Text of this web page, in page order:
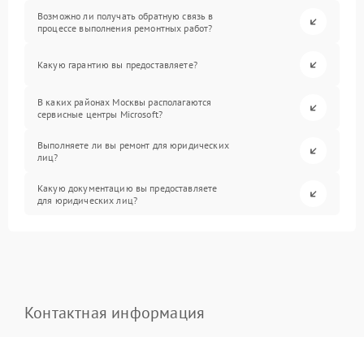
Возможно ли получать обратную связь в
процессе выполнения ремонтных работ?
Какую гарантию вы предоставляете?
В каких районах Москвы располагаются
сервисные центры Microsoft?
Выполняете ли вы ремонт для юридических
лиц?
Какую документацию вы предоставляете
для юридических лиц?
Контактная информация